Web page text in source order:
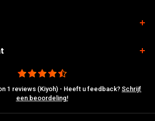
1 reviews (Kiyoh) - Heeft u feedback? Schrijf
een beoordeling!